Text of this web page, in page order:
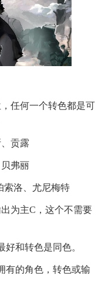
任何一个转色都是可
贡露
弗丽
索洛、尤尼梅特
为主C，这个不需要
和转色是同色。
有的角色，转色或输